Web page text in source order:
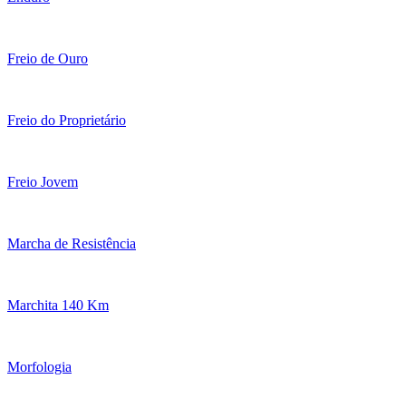
Freio de Ouro
Freio do Proprietário
Freio Jovem
Marcha de Resistência
Marchita 140 Km
Morfologia